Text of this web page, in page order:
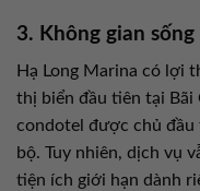
3. Không gian
Hạ Long Marina có lợi
thị biển đầu tiên tại Bãi
condotel được chủ
bộ. Tuy nhiên, dịch vụ
tiện ích giới hạn dành